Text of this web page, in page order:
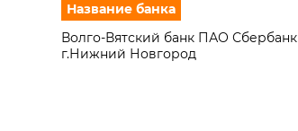
Название банка
Волго-Вятский банк ПАО Сбербанк
г.Нижний Новгород